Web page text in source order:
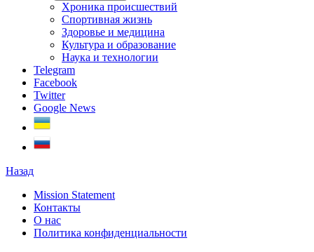
Хроника происшествий
Спортивная жизнь
Здоровье и медицина
Культура и образование
Наука и технологии
Telegram
Facebook
Twitter
Google News
Назад
Mission Statement
Контакты
О нас
Политика конфиденциальности